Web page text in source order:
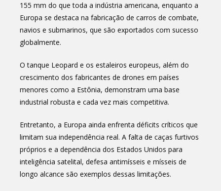
155 mm do que toda a indústria americana, enquanto a
Europa se destaca na fabricação de carros de combate,
navios e submarinos, que são exportados com sucesso
globalmente.
O tanque Leopard e os estaleiros europeus, além do
crescimento dos fabricantes de drones em países
menores como a Estônia, demonstram uma base
industrial robusta e cada vez mais competitiva.
Entretanto, a Europa ainda enfrenta déficits críticos que
limitam sua independência real. A falta de caças furtivos
próprios e a dependência dos Estados Unidos para
inteligência satelital, defesa antimísseis e mísseis de
longo alcance são exemplos dessas limitações.